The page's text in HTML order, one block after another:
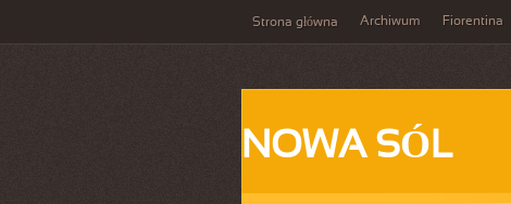
Strona główna Archiwum Fiorentina
NOWA SÓL